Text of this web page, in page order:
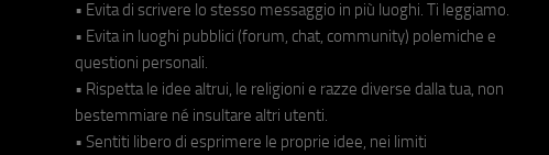
• Evita di scrivere lo stesso messaggio in più luoghi. Ti leggiamo.
• Evita in luoghi pubblici (forum, chat, community) polemiche e
questioni personali.
• Rispetta le idee altrui, le religioni e razze diverse dalla tua, non
bestemmiare né insultare altri utenti.
• Sentiti libero di esprimere le proprie idee, nei limiti